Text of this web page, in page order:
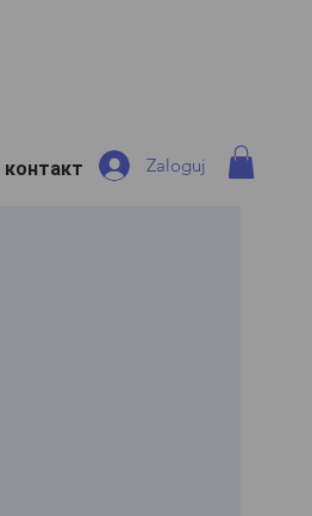
контакт Zaloguj